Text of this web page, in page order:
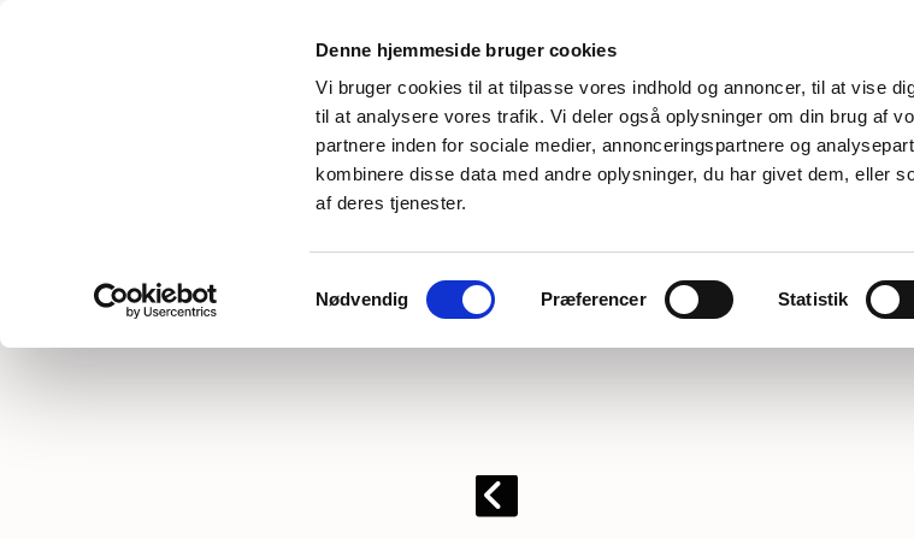
Denne hjemmeside bruger cookies
Vi bruger cookies til at tilpasse vores indhold og annoncer, til at vise
til at analysere vores trafik. Vi deler også oplysninger om din brug af
partnere inden for sociale medier, annonceringspartnere og
kombinere disse data med andre oplysninger, du har givet dem, eller
af deres tjenester.
Nødvendig Præferencer Statistik
Poulines barnedåb 2010